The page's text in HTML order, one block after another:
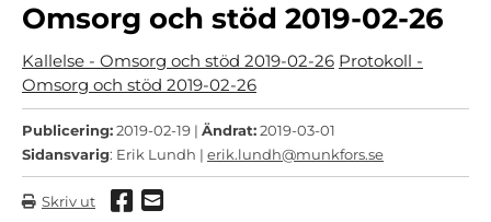
Omsorg och stöd 2019-02-26
Kallelse - Omsorg och stöd 2019-02-26 Protokoll -
Omsorg och stöd 2019-02-26
Publicering:2019-02-19 | Ändrat:2019-03-01
Sidansvarig: Erik Lundh | erik.lundh@munkfors.se
Skriv ut Dela via Facebook
Dela via mail